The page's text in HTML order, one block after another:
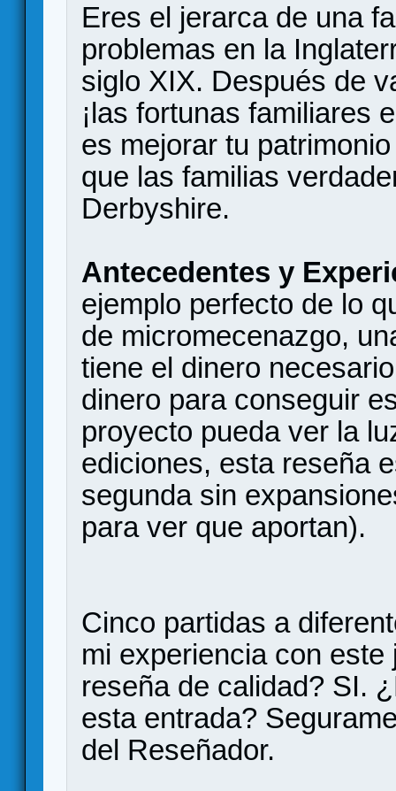
Eres el jerarca de una
problemas en la
siglo XIX. Después de
¡las fortunas familiares
es mejorar tu
que las familias
Derbyshire.
Antecedentes y
ejemplo perfecto de lo
de micromecenazgo,
tiene el dinero
dinero para conseguir
proyecto pueda ver la
ediciones, esta reseña
segunda sin
para ver que aportan).
Cinco partidas a
mi experiencia con
reseña de calidad? SI.
esta entrada?
del Reseñador.